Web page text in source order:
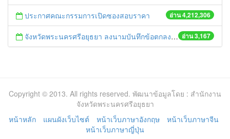
อ่าน 4,212,306
ประกาศคณะกรรมการเปิดซองสอบราคา
อ่าน 3,167
จังหวัดพระนครศรีอยุธยา ลงนามบันทึกข้อตกลง (MOU) ว่าด้วยความร่วมมือในการอนุรักษ์ การป้องกันและปราบปรามการตัดไม้ทำลายป่า
Copyright © 2013. All rights reserved. พัฒนาข้อมูลโดย : สำนักงาน
จังหวัดพระนครศรีอยุธยา
หน้าหลัก
แผนผังเว็บไซต์ หน้าเว็บภาษาอังกฤษ
หน้าเว็บภาษาจีน
หน้าเว็บภาษาญี่ปุ่น